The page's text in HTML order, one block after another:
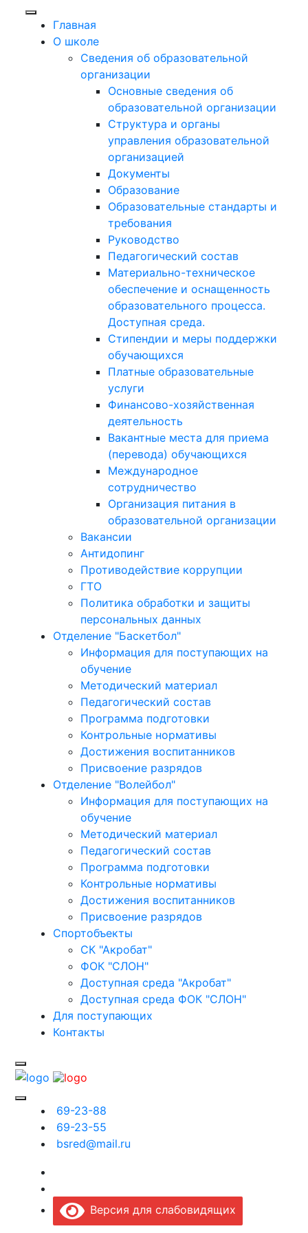
Главная
О школе
Сведения об образовательной
организации
Основные сведения об
образовательной организации
Структура и органы
управления образовательной
организацией
Документы
Образование
Образовательные стандарты и
требования
Руководство
Педагогический состав
Материально-техническое
обеспечение и оснащенность
образовательного процесса.
Доступная среда.
Стипендии и меры поддержки
обучающихся
Платные образовательные
услуги
Финансово-хозяйственная
деятельность
Вакантные места для приема
(перевода) обучающихся
Международное
сотрудничество
Организация питания в
образовательной организации
Вакансии
Антидопинг
Противодействие коррупции
ГТО
Политика обработки и защиты
персональных данных
Отделение "Баскетбол"
Информация для поступающих на
обучение
Методический материал
Педагогический состав
Программа подготовки
Контрольные нормативы
Достижения воспитанников
Присвоение разрядов
Отделение "Волейбол"
Информация для поступающих на
обучение
Методический материал
Педагогический состав
Программа подготовки
Контрольные нормативы
Достижения воспитанников
Присвоение разрядов
Спортобъекты
СК "Акробат"
ФОК "СЛОН"
Доступная среда "Акробат"
Доступная среда ФОК "СЛОН"
Для поступающих
Контакты
69-23-88
69-23-55
bsred@mail.ru
Версия для слабовидящих